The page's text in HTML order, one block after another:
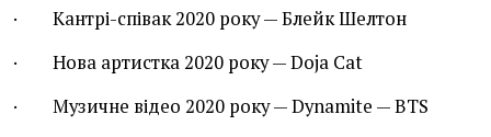
· Кантрі-співак 2020 року — Блейк Шелтон
· Нова артистка 2020 року — Doja Cat
· Музичне відео 2020 року — Dynamite — BTS